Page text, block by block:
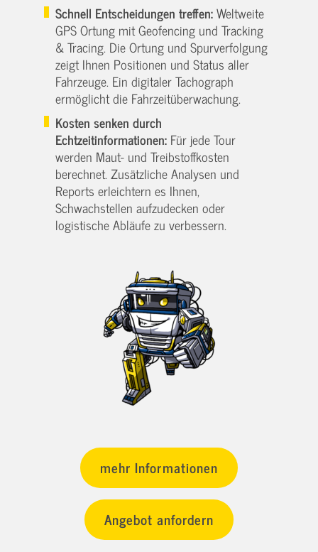
Schnell Entscheidungen treffen:Weltweite
GPS Ortung mit Geofencing und Tracking
& Tracing. Die Ortung und Spurverfolgung
zeigt Ihnen Positionen und Status aller
Fahrzeuge. Ein digitaler Tachograph
ermöglicht die Fahrzeitüberwachung.
Kosten senken durch
Echtzeitinformationen: Für jede Tour
werden Maut- und Treibstoffkosten
berechnet. Zusätzliche Analysen und
Reports erleichtern es Ihnen,
Schwachstellen aufzudecken oder
logistische Abläufe zu verbessern.
mehr Informationen
Angebot anfordern